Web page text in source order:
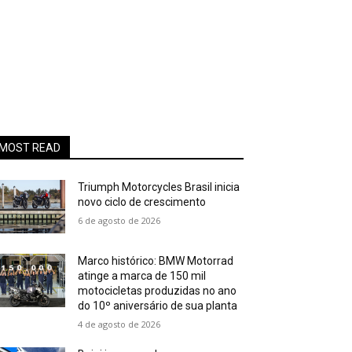
MOST READ
Triumph Motorcycles Brasil inicia
novo ciclo de crescimento
6 de agosto de 2026
Marco histórico: BMW Motorrad
atinge a marca de 150 mil
motocicletas produzidas no ano
do 10º aniversário de sua planta
4 de agosto de 2026